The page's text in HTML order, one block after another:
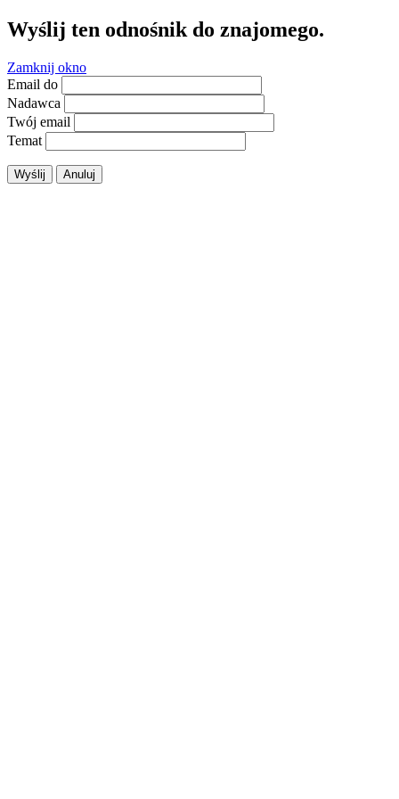
Wyślij ten odnośnik do znajomego.
Zamknij okno
Email do
Nadawca
Twój email
Temat
Wyślij Anuluj